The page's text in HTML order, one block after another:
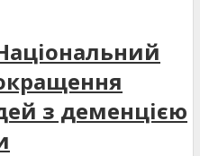
з деменцією